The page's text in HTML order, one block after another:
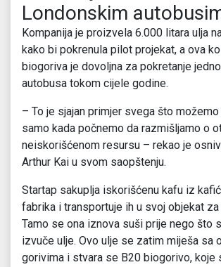
Londonskim
Kompanija je proizvela 6.000 litara ulja
kako bi pokrenula pilot projekat, a ova
biogoriva je dovoljna za pokretanje
autobusa tokom cijele godine.
– To je sjajan primjer svega što
samo kada počnemo da razmišljamo o
neiskorišćenom resursu – rekao je
Arthur Kai u svom saopštenju.
Startap sakuplja iskorišćenu kafu iz
fabrika i transportuje ih u svoj objekat za
Tamo se ona iznova suši prije nego što
izvuče ulje. Ovo ulje se zatim miješa sa
gorivima i stvara se B20 biogorivo, koje